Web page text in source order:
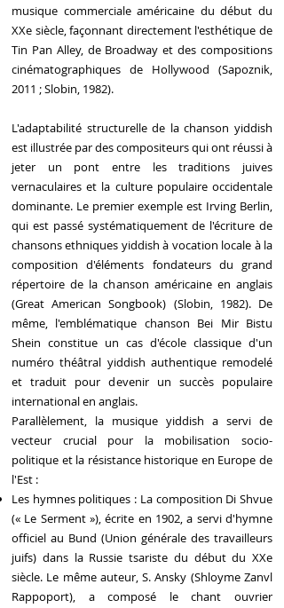
musique commerciale américaine du début du
XXe siècle, façonnant directement l'esthétique de
Tin Pan Alley, de Broadway et des compositions
cinématographiques de Hollywood (Sapoznik,
2011 ; Slobin, 1982).
L'adaptabilité structurelle de la chanson yiddish
est illustrée par des compositeurs qui ont réussi à
jeter un pont entre les traditions juives
vernaculaires et la culture populaire occidentale
dominante. Le premier exemple est Irving Berlin,
qui est passé systématiquement de l'écriture de
chansons ethniques yiddish à vocation locale à la
composition d'éléments fondateurs du grand
répertoire de la chanson américaine en anglais
(Great American Songbook) (Slobin, 1982). De
même, l'emblématique chanson Bei Mir Bistu
Shein constitue un cas d'école classique d'un
numéro théâtral yiddish authentique remodelé
et traduit pour devenir un succès populaire
international en anglais.
Parallèlement, la musique yiddish a servi de
vecteur crucial pour la mobilisation socio-
politique et la résistance historique en Europe de
l'Est :
Les hymnes politiques : La composition Di Shvue
(« Le Serment »), écrite en 1902, a servi d'hymne
officiel au Bund (Union générale des travailleurs
juifs) dans la Russie tsariste du début du XXe
siècle. Le même auteur, S. Ansky (Shloyme Zanvl
Rappoport), a composé le chant ouvrier